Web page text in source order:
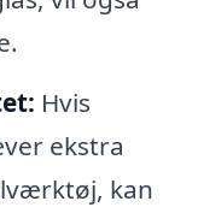
Hvis
ekstra
kan